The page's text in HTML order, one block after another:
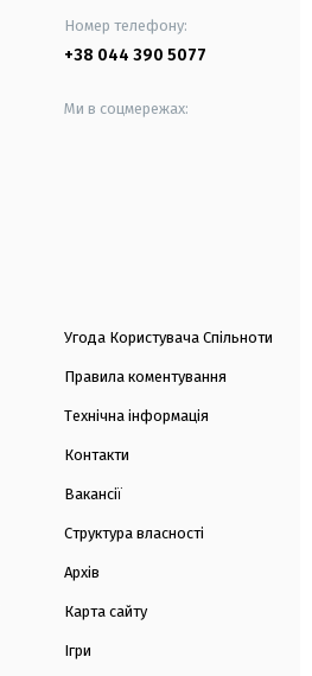
Номер телефону:
+38 044 390 5077
Ми в соцмережах:
Угода Користувача Спільноти
Правила коментування
Технічна інформація
Контакти
Вакансії
Структура власності
Архів
Карта сайту
Ігри